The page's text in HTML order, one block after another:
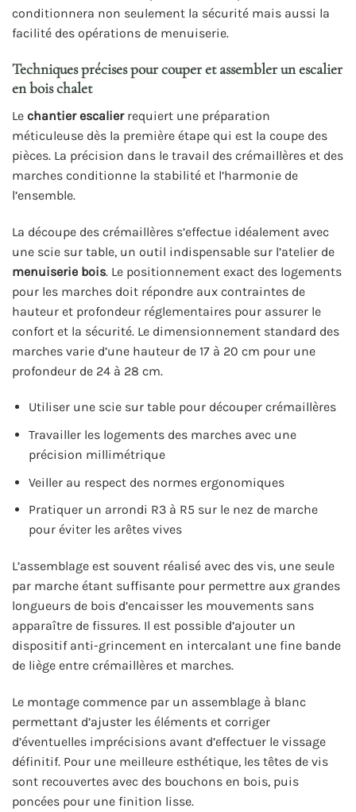
conditionnera non seulement la sécurité mais aussi la
facilité des opérations de menuiserie.
Techniques précises pour couper et assembler un escalier
en bois chalet
Le chantier escalierrequiert une préparation
méticuleuse dès la première étape qui est la coupe des
pièces. La précision dans le travail des crémaillères et des
marches conditionne la stabilité et l’harmonie de
l’ensemble.
La découpe des crémaillères s’effectue idéalement avec
une scie sur table, un outil indispensable sur l’atelier de
menuiserie bois. Le positionnement exact des logements
pour les marches doit répondre aux contraintes de
hauteur et profondeur réglementaires pour assurer le
confort et la sécurité. Le dimensionnement standard des
marches varie d’une hauteur de 17 à 20 cm pour une
profondeur de 24 à 28 cm.
Utiliser une scie sur table pour découper crémaillères
Travailler les logements des marches avec une
précision millimétrique
Veiller au respect des normes ergonomiques
Pratiquer un arrondi R3 à R5 sur le nez de marche
pour éviter les arêtes vives
L’assemblage est souvent réalisé avec des vis, une seule
par marche étant suffisante pour permettre aux grandes
longueurs de bois d’encaisser les mouvements sans
apparaître de fissures. Il est possible d’ajouter un
dispositif anti-grincement en intercalant une fine bande
de liège entre crémaillères et marches.
Le montage commence par un assemblage à blanc
permettant d’ajuster les éléments et corriger
d’éventuelles imprécisions avant d’effectuer le vissage
définitif. Pour une meilleure esthétique, les têtes de vis
sont recouvertes avec des bouchons en bois, puis
poncées pour une finition lisse.